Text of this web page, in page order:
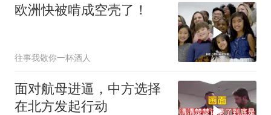
欧洲快被啃成空壳了！
往事我敬你一杯酒人
面对航母进逼，中方选择
在北方发起行动